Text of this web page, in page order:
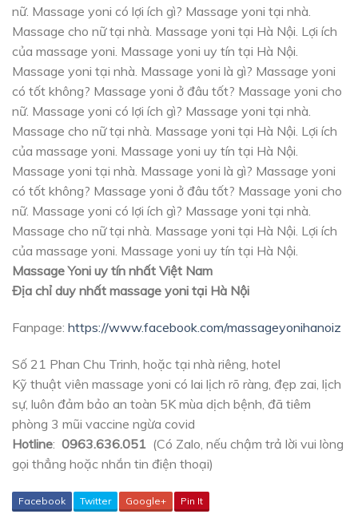
nữ. Massage yoni có lợi ích gì? Massage yoni tại nhà.
Massage cho nữ tại nhà. Massage yoni tại Hà Nội. Lợi ích
của massage yoni. Massage yoni uy tín tại Hà Nội.
Massage yoni tại nhà. Massage yoni là gì? Massage yoni
có tốt không? Massage yoni ở đâu tốt? Massage yoni cho
nữ. Massage yoni có lợi ích gì? Massage yoni tại nhà.
Massage cho nữ tại nhà. Massage yoni tại Hà Nội. Lợi ích
của massage yoni. Massage yoni uy tín tại Hà Nội.
Massage yoni tại nhà. Massage yoni là gì? Massage yoni
có tốt không? Massage yoni ở đâu tốt? Massage yoni cho
nữ. Massage yoni có lợi ích gì? Massage yoni tại nhà.
Massage cho nữ tại nhà. Massage yoni tại Hà Nội. Lợi ích
của massage yoni. Massage yoni uy tín tại Hà Nội.
Massage Yoni uy tín nhất Việt Nam
Địa chỉ duy nhất massage yoni tại Hà Nội
Fanpage: https://www.facebook.com/massageyonihanoiz
Số 21 Phan Chu Trinh, hoặc tại nhà riêng, hotel
Kỹ thuật viên massage yoni có lai lịch rõ ràng, đẹp zai, lịch
sự, luôn đảm bảo an toàn 5K mùa dịch bệnh, đã tiêm
phòng 3 mũi vaccine ngừa covid
Hotline: 0963.636.051 (Có Zalo, nếu chậm trả lời vui lòng
gọi thẳng hoặc nhắn tin điện thoại)
Facebook Twitter Google+ Pin It